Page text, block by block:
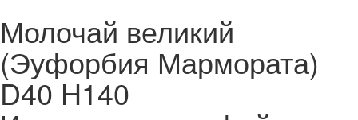
Молочай великий
(Эуфорбия Мармората)
D40 H140